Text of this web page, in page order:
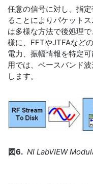
任意の信号に対し、指
ることによりパケット
は多様な方法で後処理
様に、FFTやJTFAなど
電力、振幅情報を特定
用では、ベースバンド
します。
図6. NI LabVIEW